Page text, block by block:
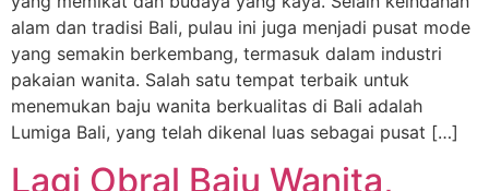
alam dan tradisi Bali, pulau ini juga menjadi pusat mode
yang semakin berkembang, termasuk dalam industri
pakaian wanita. Salah satu tempat terbaik untuk
menemukan baju wanita berkualitas di Bali adalah
Lumiga Bali, yang telah dikenal luas sebagai pusat […]
Lagi Obral Baju Wanita,